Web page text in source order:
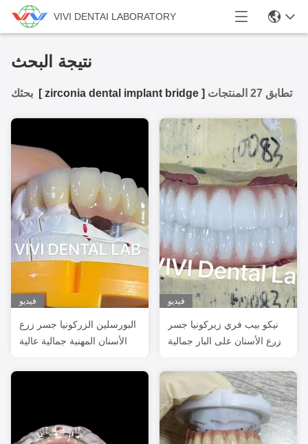
VIVI DENTAI LABORATORY
نتيجة البحث
[zirconia dental implant bridge ] تطابق 27 المنتجات
فيديو
البورسلين الزركونيا جسر زرع
الأسنان المهنية جمالية عالية
فيديو
نيكو بيب فري زيركونيا جسر
زرع الأسنان على البار جمالية